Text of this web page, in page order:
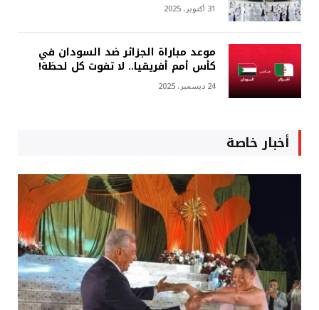
31 أكتوبر، 2025
موعد مباراة الجزائر ضد السودان في
كأس أمم أفريقيا.. لا تفوت كل لحظة!
24 ديسمبر، 2025
أخبار خاصة